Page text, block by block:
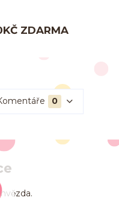
ZDARMA
0